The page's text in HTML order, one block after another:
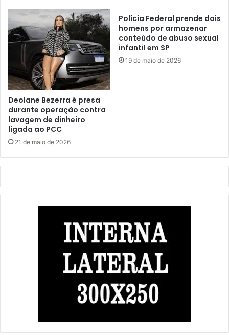
Deolane Bezerra é presa
durante operação contra
lavagem de dinheiro
ligada ao PCC
21 de maio de 2026
Polícia Federal prende dois
homens por armazenar
conteúdo de abuso sexual
infantil em SP
19 de maio de 2026